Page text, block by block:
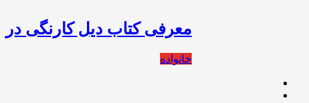
معرفی کتاب دیل کارنگی در
خانواده